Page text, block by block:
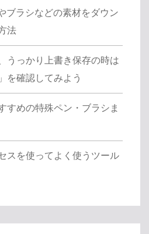
ブラシなどの素材をダウン
法
うっかり上書き保存の時は
を確認してみよう
すめの特殊ペン・ブラシま
スを使ってよく使うツール